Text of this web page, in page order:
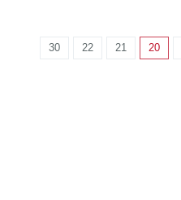
20
21
22
30